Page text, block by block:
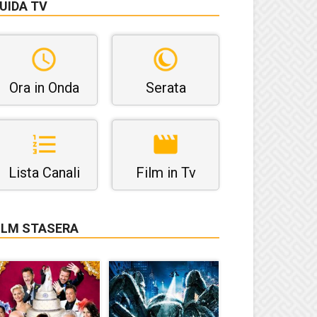
TV
Ora in Onda Serata
Lista Canali Film in Tv
STASERA